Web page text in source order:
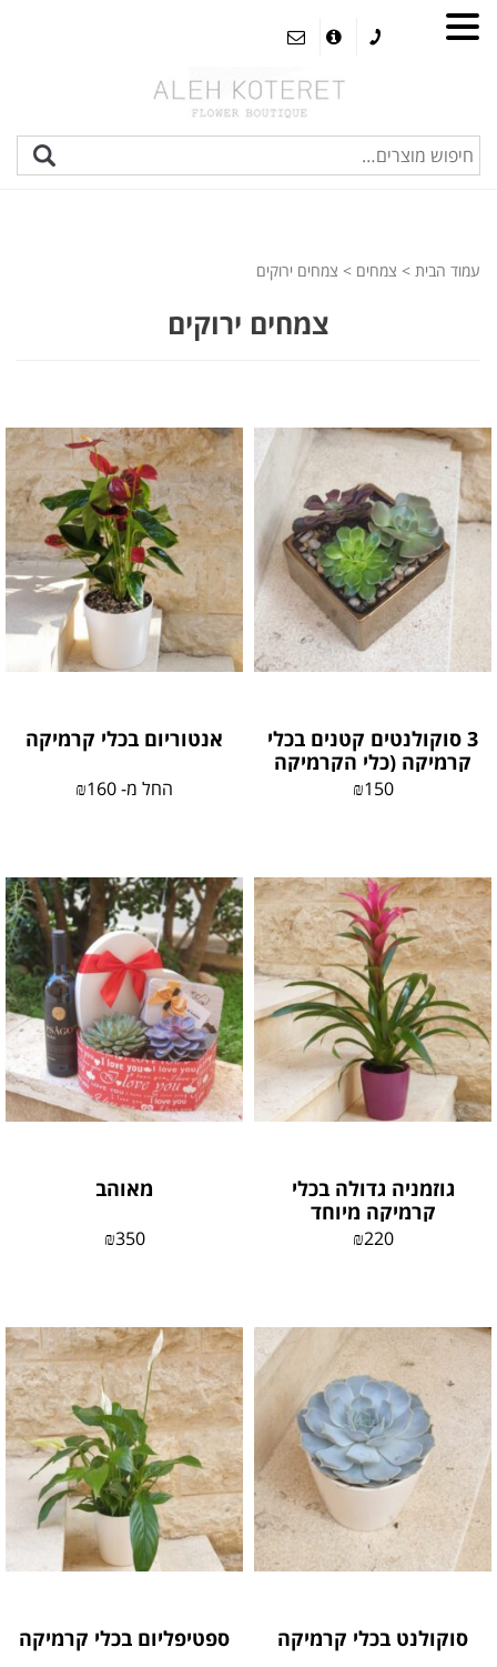
עמוד הבית > צמחים > צמחים ירוקים
צמחים ירוקים
3 סוקולנטים קטנים בכלי
קרמיקה (כלי הקרמיקה
משתנה בהתאם למלאי)
₪150
אנטוריום בכלי קרמיקה
החל מ- ₪160
גוזמניה גדולה בכלי
קרמיקה מיוחד
₪220
מאוהב
₪350
סוקולנט בכלי קרמיקה ספטיפליום בכלי קרמיקה